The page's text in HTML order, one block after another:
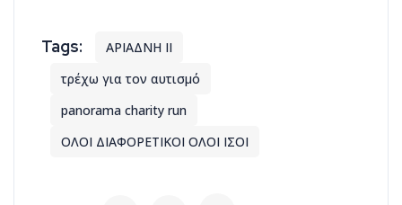
ΑΡΙΑΔΝΗ ΙΙ
τρέχω για τον αυτισμό
panorama charity run
ΟΛΟΙ ΔΙΑΦΟΡΕΤΙΚΟΙ ΟΛΟΙ ΙΣΟΙ